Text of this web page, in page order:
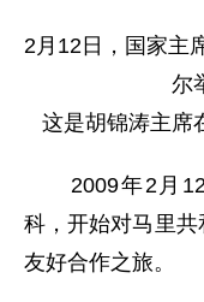
2月12日，国家主
尔
这是胡锦涛主席
2009年2月12
科，开始对马里
友好合作之旅。